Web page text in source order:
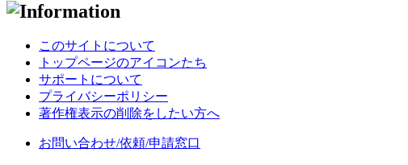
このサイトについて
トップページのアイコンたち
サポートについて
プライバシーポリシー
著作権表示の削除をしたい方へ
お問い合わせ/依頼/申請窓口